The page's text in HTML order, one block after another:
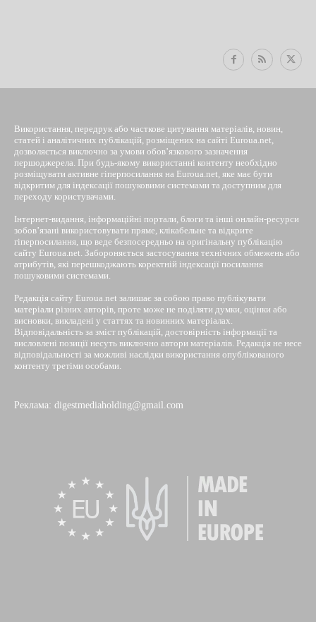
Використання, передрук або часткове цитування матеріалів, новин,
статей і аналітичних публікацій, розміщених на сайті Euroua.net,
дозволяється виключно за умови обов’язкового зазначення
першоджерела. При будь-якому використанні контенту необхідно
розміщувати активне гіперпосилання на Euroua.net, яке має бути
відкритим для індексації пошуковими системами та доступним для
переходу користувачами.
Інтернет-видання, інформаційні портали, блоги та інші онлайн-ресурси
зобов’язані використовувати пряме, клікабельне та відкрите
гіперпосилання, що веде безпосередньо на оригінальну публікацію
сайту Euroua.net. Забороняється застосування технічних обмежень або
атрибутів, які перешкоджають коректній індексації посилання
пошуковими системами.
Редакція сайту Euroua.net залишає за собою право публікувати
матеріали різних авторів, проте може не поділяти думки, оцінки або
висновки, викладені у статтях та новинних матеріалах.
Відповідальність за зміст публікацій, достовірність інформації та
висловлені позиції несуть виключно автори матеріалів. Редакція не несе
відповідальності за можливі наслідки використання опублікованого
контенту третіми особами.
Реклама: digestmediaholding@gmail.com